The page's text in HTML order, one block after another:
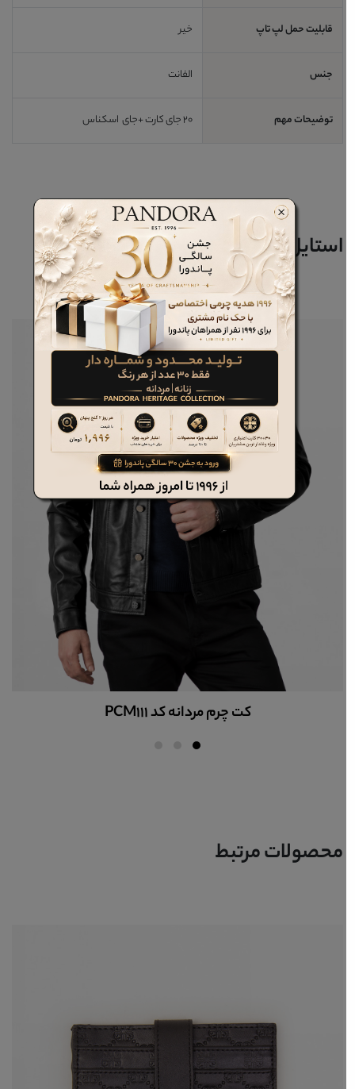
قابلیت حمل لپ تاپ خیر
جنس الفانت
توضیحات مهم 20 جای کارت +جای اسکناس
استایل خود را کامل کنید
کت چرم مردانه کد PCM111
محصولات مرتبط